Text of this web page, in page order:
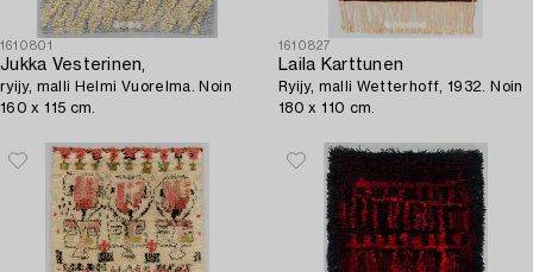
1610801
Jukka Vesterinen,
ryijy, malli Helmi Vuorelma. Noin
160 x 115 cm.
1610827
Laila Karttunen
Ryijy, malli Wetterhoff, 1932. Noin
180 x 110 cm.